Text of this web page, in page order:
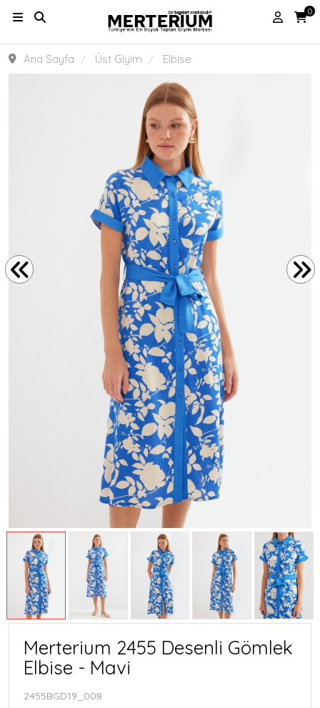
0
Ana Sayfa Üst Giyim Elbise
Merterium 2455 Desenli Gömlek
Elbise - Mavi
2455BGD19_008